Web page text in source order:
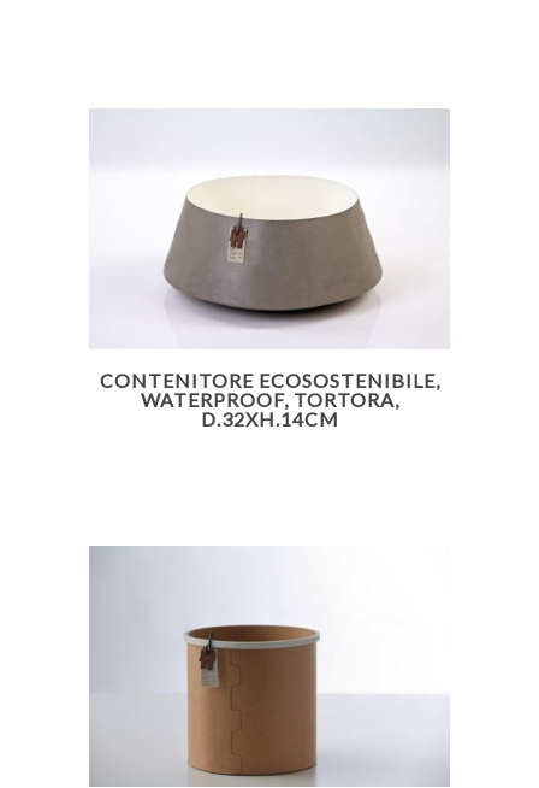
CONTENITORE ECOSOSTENIBILE,
WATERPROOF, TORTORA,
D.32XH.14CM